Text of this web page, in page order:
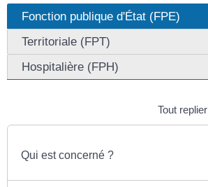
Fonction publique d'État (FPE)
Territoriale (FPT)
Hospitalière (FPH)
Tout replier
Qui est concerné ?